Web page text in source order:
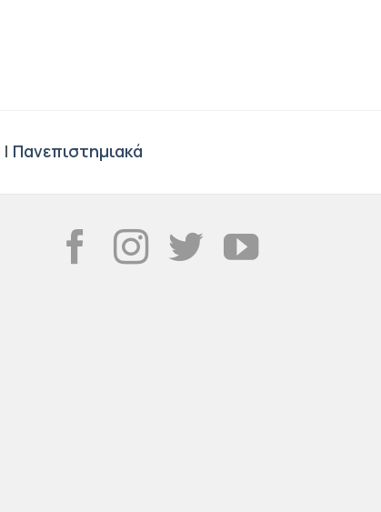
| Πανεπιστημιακά